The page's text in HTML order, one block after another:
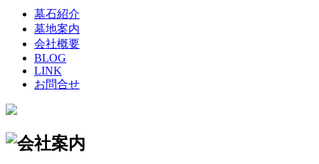
墓石紹介
墓地案内
会社概要
BLOG
LINK
お問合せ